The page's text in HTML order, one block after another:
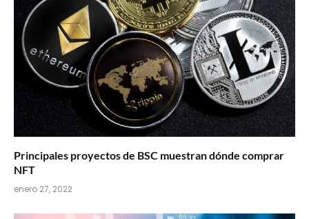
Principales proyectos de BSC muestran dónde comprar
NFT
enero 27, 2022